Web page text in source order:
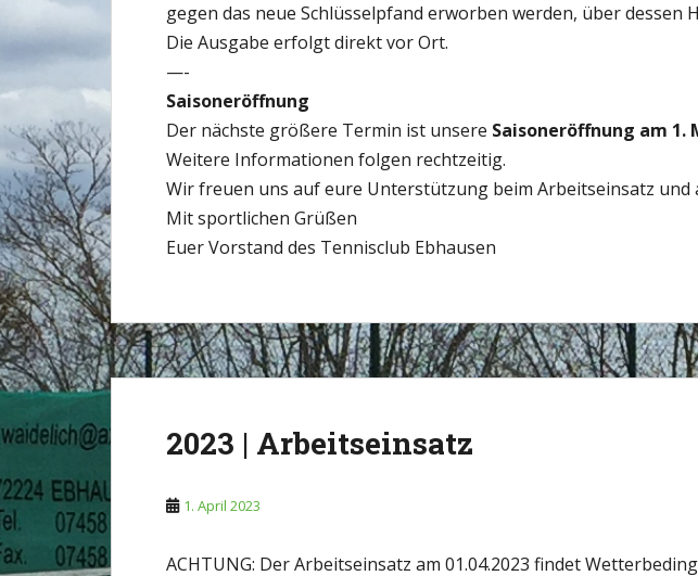
gegen das neue Schlüsselpfand erworben werden, über
Die Ausgabe erfolgt direkt vor Ort.
—-
Saisoneröffnung
Der nächste größere Termin ist unsere Saisoneröffnung am 1.
Weitere Informationen folgen rechtzeitig.
Wir freuen uns auf eure Unterstützung beim Arbeitseinsatz und
Mit sportlichen Grüßen
Euer Vorstand des Tennisclub Ebhausen
2023 | Arbeitseinsatz
1. April 2023
ACHTUNG: Der Arbeitseinsatz am 01.04.2023 findet